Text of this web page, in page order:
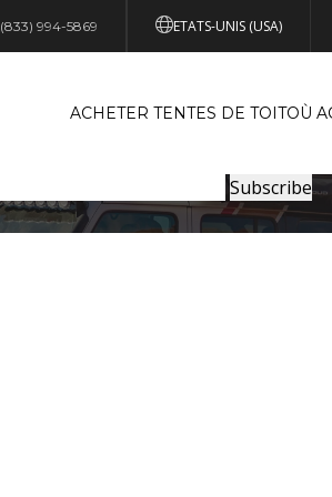
ETATS-UNIS (USA)
(833) 994-5869
ACHETER TENTES DE TOITOÙ